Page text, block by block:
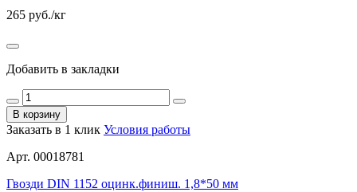
265 руб./кг
Добавить в закладки
В корзину
Заказать в 1 клик Условия работы
Арт. 00018781
Гвозди DIN 1152 оцинк.финиш. 1,8*50 мм